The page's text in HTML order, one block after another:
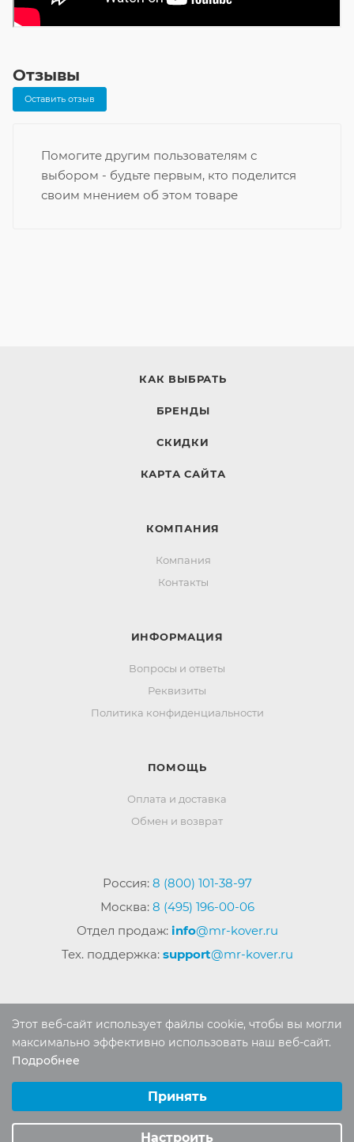
Отзывы
Оставить отзыв
Помогите другим пользователям с
выбором - будьте первым, кто поделится
своим мнением об этом товаре
КАК ВЫБРАТЬ
БРЕНДЫ
СКИДКИ
КАРТА САЙТА
КОМПАНИЯ
Компания
Контакты
ИНФОРМАЦИЯ
Вопросы и ответы
Реквизиты
Политика конфиденциальности
ПОМОЩЬ
Оплата и доставка
Обмен и возврат
Россия: 8 (800) 101-38-97
Москва: 8 (495) 196-00-06
Отдел продаж: info@mr-kover.ru
Тех. поддержка: support@mr-kover.ru
2022-2026 © Интернет магазинMR-KOVER.RU
Авторские права защищены. Воспроизведение
материалов сайта без письменного разрешения
Этот веб-сайт использует файлы cookie, чтобы вы могли
максимально эффективно использовать наш веб-сайт.
Подробнее
Аналитические/Функциональные
Принять
Настроить